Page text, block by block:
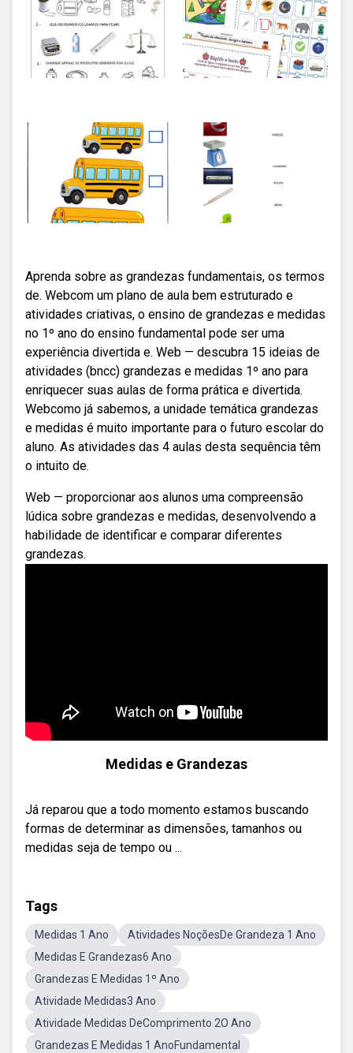
Aprenda sobre as grandezas fundamentais, os termos
de. Webcom um plano de aula bem estruturado e
atividades criativas, o ensino de grandezas e medidas
no 1º ano do ensino fundamental pode ser uma
experiência divertida e. Web — descubra 15 ideias de
atividades (bncc) grandezas e medidas 1º ano para
enriquecer suas aulas de forma prática e divertida.
Webcomo já sabemos, a unidade temática grandezas
e medidas é muito importante para o futuro escolar do
aluno. As atividades das 4 aulas desta sequência têm
o intuito de.
Web — proporcionar aos alunos uma compreensão
lúdica sobre grandezas e medidas, desenvolvendo a
habilidade de identificar e comparar diferentes
grandezas.
Medidas e Grandezas
Já reparou que a todo momento estamos buscando
formas de determinar as dimensões, tamanhos ou
medidas seja de tempo ou ...
Tags
Medidas 1 Ano
Atividades NoçõesDe Grandeza 1 Ano
Medidas E Grandezas6 Ano
Grandezas E Medidas 1º Ano
Atividade Medidas3 Ano
Atividade Medidas DeComprimento 2O Ano
Grandezas E Medidas 1 AnoFundamental